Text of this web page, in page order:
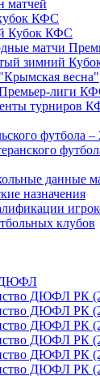
матчей
КФС
Кубок КФС
матчи
зимний
весна"
лиги
турниров
футбола –
данные
назначения
клубов
ДЮФЛ
ДЮФЛ РК
ДЮФЛ РК
ДЮФЛ РК
ДЮФЛ РК
ДЮФЛ РК
ДЮФЛ РК